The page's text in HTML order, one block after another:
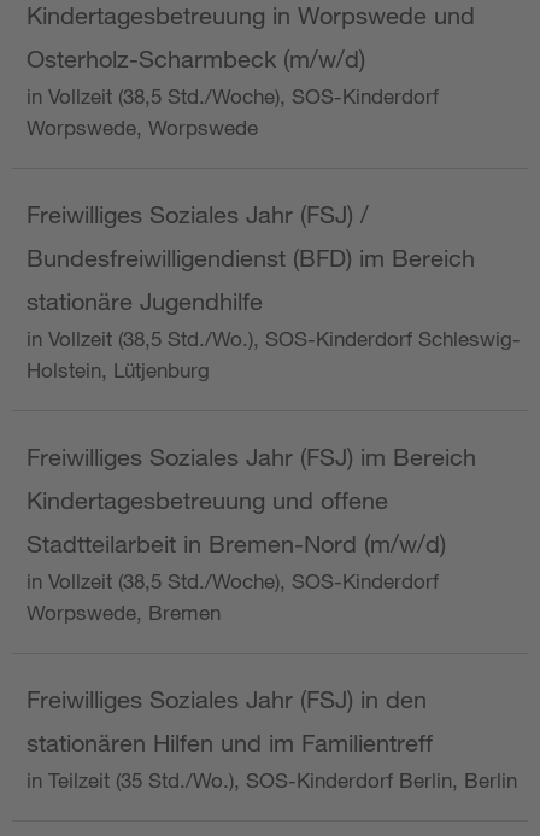
Kindertagesbetreuung in Worpswede und
Osterholz-Scharmbeck (m/w/d)
in Vollzeit (38,5 Std./Woche), SOS-Kinderdorf
Worpswede, Worpswede
Freiwilliges Soziales Jahr (FSJ) /
Bundesfreiwilligendienst (BFD) im Bereich
stationäre Jugendhilfe
in Vollzeit (38,5 Std./Wo.), SOS-Kinderdorf Schleswig-
Holstein, Lütjenburg
Freiwilliges Soziales Jahr (FSJ) im Bereich
Kindertagesbetreuung und offene
Stadtteilarbeit in Bremen-Nord (m/w/d)
in Vollzeit (38,5 Std./Woche), SOS-Kinderdorf
Worpswede, Bremen
Freiwilliges Soziales Jahr (FSJ) in den
stationären Hilfen und im Familientreff
in Teilzeit (35 Std./Wo.), SOS-Kinderdorf Berlin, Berlin